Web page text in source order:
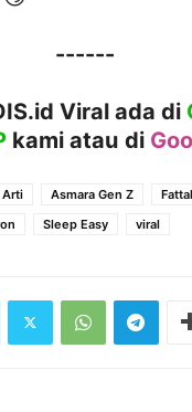
------
Viral ada di
kami atau di
Arti Asmara Gen Z
Sleep Easy viral